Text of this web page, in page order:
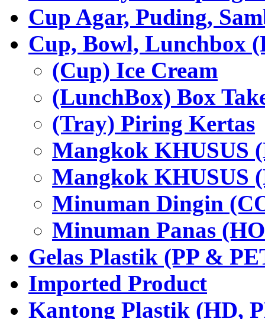
Cup Agar, Puding,
Cup, Bowl, Lunchbox
(Cup) Ice Cream
(LunchBox) Box
(Tray) Piring Kertas
Mangkok KHUSUS
Mangkok KHUSUS
Minuman Dingin
Minuman Panas
Gelas Plastik (PP &
Imported Product
Kantong Plastik (HD,